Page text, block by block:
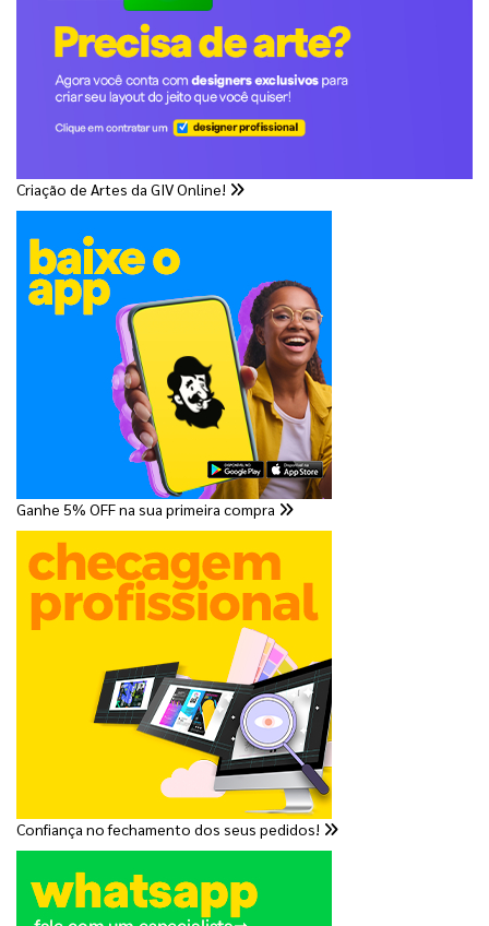
Criação de Artes da GIV Online!
Ganhe 5% OFF na sua primeira compra
Confiança no fechamento dos seus pedidos!